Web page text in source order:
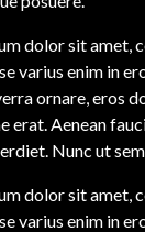
dolor sit amet,
varius enim in
ornare, eros
erat. Aenean
Nunc ut
dolor sit amet,
varius enim in